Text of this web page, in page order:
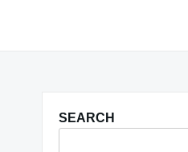
SEARCH